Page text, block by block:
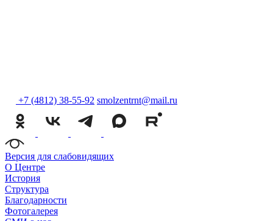
+7 (4812) 38-55-92 smolzentrnt@mail.ru
Версия для слабовидящих
О Центре
История
Структура
Благодарности
Фотогалерея